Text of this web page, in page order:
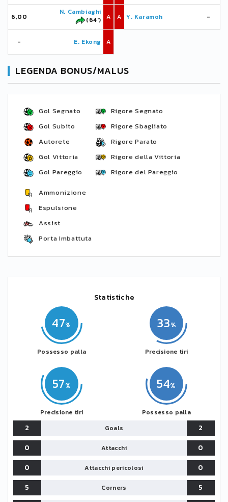
6,00
N. Cambiaghi
(64')
A
- E. Ekong A
A Y. Karamoh -
LEGENDA BONUS/MALUS
Gol Segnato
Gol Subito
Autorete
Gol Vittoria
Gol Pareggio
Rigore Segnato
Rigore Sbagliato
Rigore Parato
Rigore della Vittoria
Rigore del Pareggio
Ammonizione
Espulsione
Assist
Porta Imbattuta
Statistiche
47
Possesso palla
57
Precisione tiri
54
Possesso palla
33
Precisione tiri
2 Goals
2
0
Attacchi
0
0
Attacchi pericolosi
0
5
Corners 5